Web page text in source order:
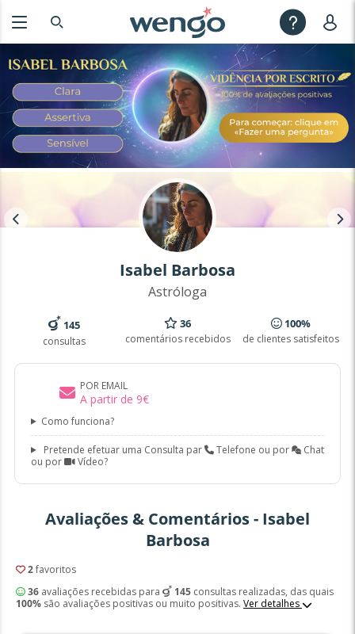
Isabel Barbosa
Astróloga
145
consultas
36
comentários recebidos
100%
de clientes satisfeitos
POR EMAIL
A partir de 9€
Como funciona?
Pretende efetuar uma Consulta par Telefone ou por
Chat
ou por
Vídeo?
Avaliações & Comentários - Isabel
Barbosa
2favoritos
36avaliações recebidas para 145consultas realizadas, das quais
100%são avaliações positivas ou muito positivas. Ver detalhes